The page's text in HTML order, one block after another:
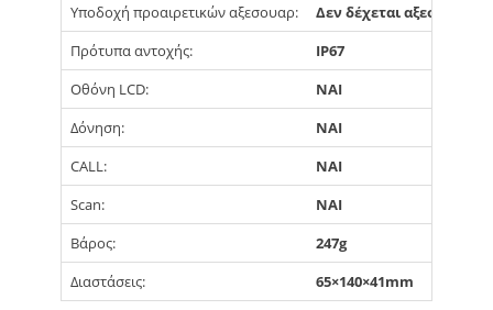
Υποδοχή προαιρετικών αξεσουαρ:
Δεν δέχεται αξεσουάρ
Πρότυπα αντοχής:
IP67
Οθόνη LCD:
ΝΑΙ
Δόνηση:
ΝΑΙ
CALL:
ΝΑΙ
Scan:
ΝΑΙ
Βάρος:
247g
Διαστάσεις:
65×140×41mm